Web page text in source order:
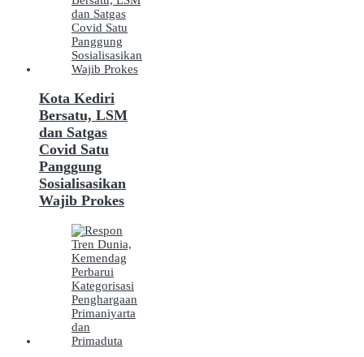
Kota Kediri
Bersatu, LSM
dan Satgas
Covid Satu
Panggung
Sosialisasikan
Wajib Prokes